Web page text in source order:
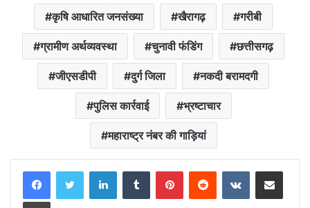
कृषि आधारित जनसंख्या खैरागढ़ गरीबी
ग्रामीण अर्थव्यवस्था चुनावी फंडिंग छत्तीसगढ़
जीएसडीपी दुर्ग जिला नकदी बरामदगी
पुलिस कार्रवाई भ्रष्टाचार
महाराष्ट्र नंबर की गाड़ियां
LinkedInTumblr PinterestReddit VKontakteShare via Email
Print